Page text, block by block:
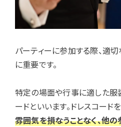
パーティーに参加する際、適
に重要です。
特定の場面や行事に適した服
ードといいます。ドレスコード
雰囲気を損なうことなく、他